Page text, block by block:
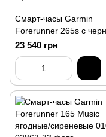
Смарт-часы Garmin
Forerunner 265s с
безелем, розовым
корпусом и розово-
силиконовым ремешком
23 540 грн